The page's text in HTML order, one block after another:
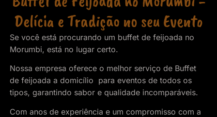
Delícia e Tradição no seu Evento
Se você está procurando um buffet de feijoada no
Morumbi, está no lugar certo.
Nossa empresa oferece o melhor serviço de Buffet
de feijoada a domicílio para eventos de todos os
tipos, garantindo sabor e qualidade incomparáveis.
Com anos de experiência e um compromisso com a